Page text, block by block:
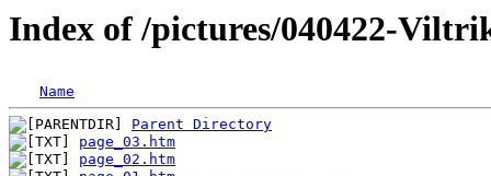
Index of /pictures/040422-
Name
Parent Directory
page_03.htm
page_02.htm